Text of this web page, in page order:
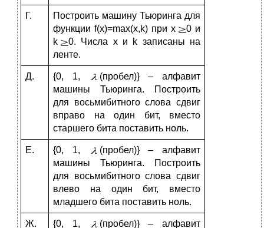
Г.
Построить машину Тьюринга для
функции f(x)=max(x,k) при x
0 и
k
0. Числа x и k записаны на
ленте.
Д. {0, 1,
(пробел)} – алфавит
машины Тьюринга. Построить
для восьмибитного слова сдвиг
вправо на один бит, вместо
старшего бита поставить ноль.
Е. {0, 1,
(пробел)} – алфавит
машины Тьюринга. Построить
для восьмибитного слова сдвиг
влево на один бит, вместо
младшего бита поставить ноль.
Ж. {0, 1, (пробел)} – алфавит